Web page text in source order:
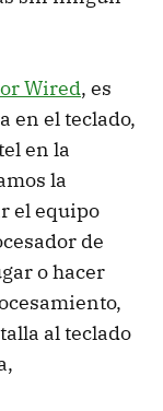
Wired, es
en el teclado,
en la
la
el equipo
de
o hacer
al teclado